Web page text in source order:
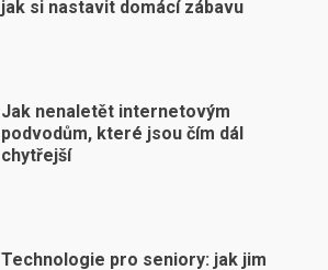
jak si nastavit domácí zábavu
Jak nenaletět internetovým
podvodům, které jsou čím dál
chytřejší
Technologie pro seniory: jak jim